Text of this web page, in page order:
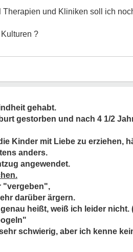
und Kliniken soll ich
?
gehabt.
gestorben und nach 4 1/2
Kinder mit Liebe zu erziehen,
anders.
angewendet.
"vergeben",
darüber ärgern.
heißt, weiß ich leider
schwierig, aber ich kenne